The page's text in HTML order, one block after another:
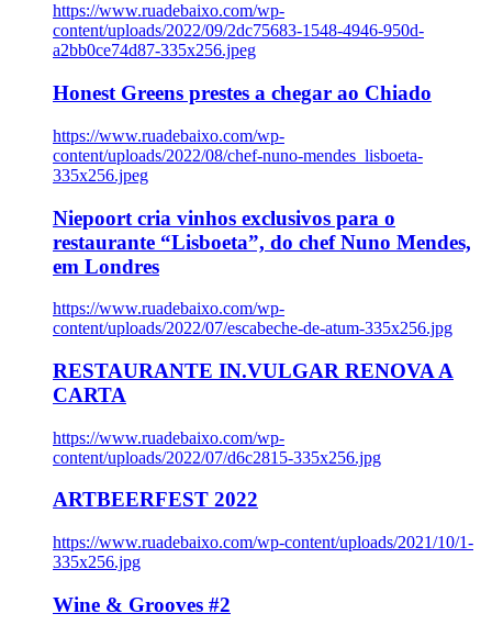
https://www.ruadebaixo.com/wp-
content/uploads/2022/09/2dc75683-1548-4946-950d-
a2bb0ce74d87-335x256.jpeg
Honest Greens prestes a chegar ao Chiado
https://www.ruadebaixo.com/wp-
content/uploads/2022/08/chef-nuno-mendes_lisboeta-
335x256.jpeg
Niepoort cria vinhos exclusivos para o
restaurante “Lisboeta”, do chef Nuno Mendes,
em Londres
https://www.ruadebaixo.com/wp-
content/uploads/2022/07/escabeche-de-atum-335x256.jpg
RESTAURANTE IN.VULGAR RENOVA A
CARTA
https://www.ruadebaixo.com/wp-
content/uploads/2022/07/d6c2815-335x256.jpg
ARTBEERFEST 2022
https://www.ruadebaixo.com/wp-content/uploads/2021/10/1-
335x256.jpg
Wine & Grooves #2